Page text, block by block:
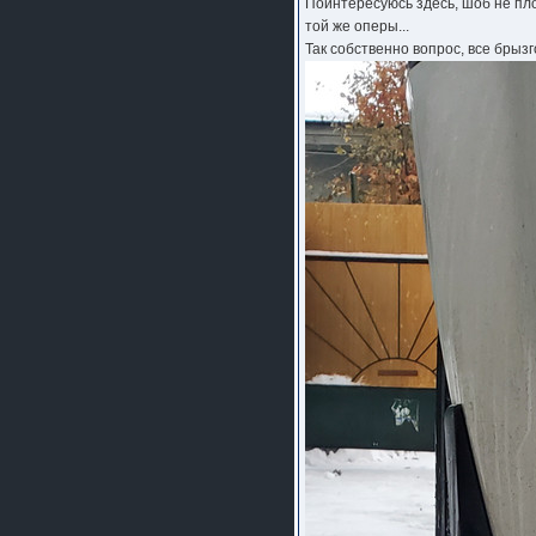
Поинтересуюсь здесь, шоб не
той же оперы...
Так собственно вопрос, все